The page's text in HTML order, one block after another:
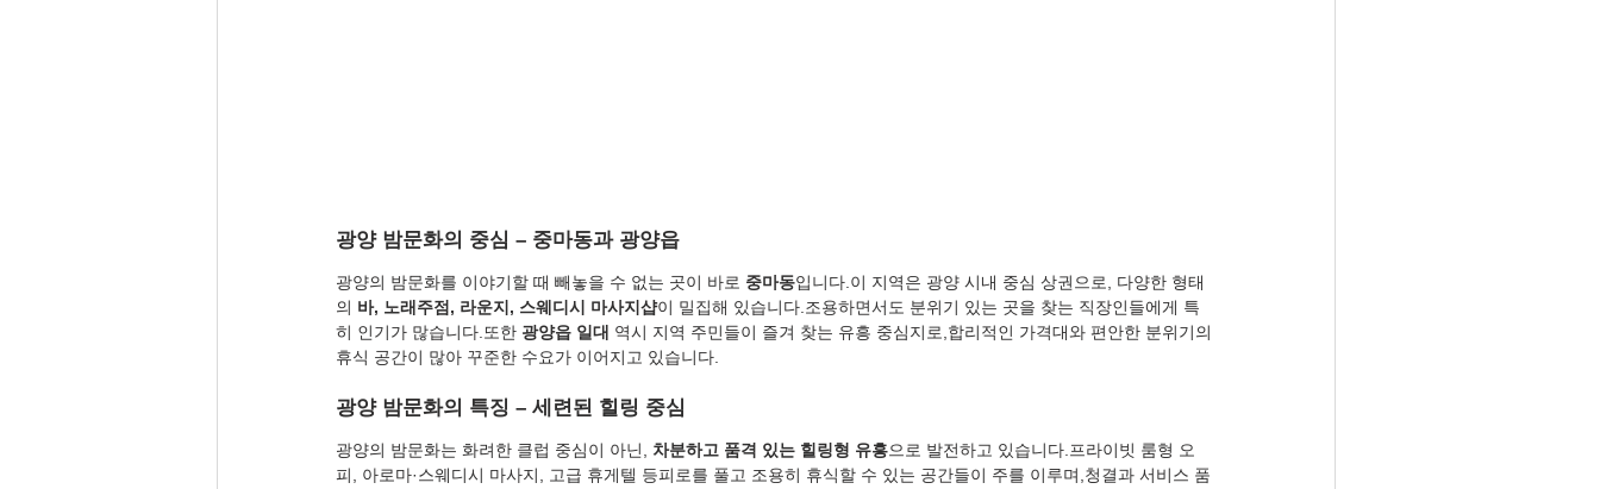
광양 밤문화의 중심 – 중마동과 광양읍
광양의 밤문화를 이야기할 때 빼놓을 수 없는 곳이 바로 중마동입니다.이 지역은 광양 시내 중심 상권으로, 다양한 형태
의 바, 노래주점, 라운지, 스웨디시 마사지샵이 밀집해 있습니다.조용하면서도 분위기 있는 곳을 찾는 직장인들에게 특
히 인기가 많습니다.또한 광양읍 일대 역시 지역 주민들이 즐겨 찾는 유흥 중심지로,합리적인 가격대와 편안한 분위기의
휴식 공간이 많아 꾸준한 수요가 이어지고 있습니다.
광양 밤문화의 특징 – 세련된 힐링 중심
광양의 밤문화는 화려한 클럽 중심이 아닌, 차분하고 품격 있는 힐링형 유흥으로 발전하고 있습니다.프라이빗 룸형 오
피, 아로마·스웨디시 마사지, 고급 휴게텔 등피로를 풀고 조용히 휴식할 수 있는 공간들이 주를 이루며,청결과 서비스 품